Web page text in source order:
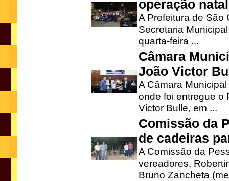
operação
A Prefeitura de São
Secretaria
quarta-feira ...
Câmara
João Victor
A Câmara
onde foi entregue o
Victor Bulle, em ...
Comissão da
de cadeiras
A Comissão da
vereadores,
Bruno Zancheta